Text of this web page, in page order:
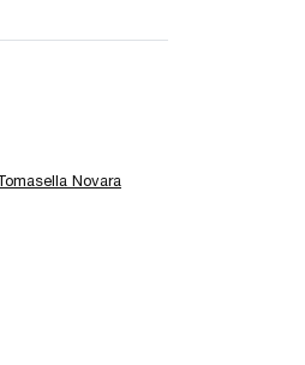
Novara